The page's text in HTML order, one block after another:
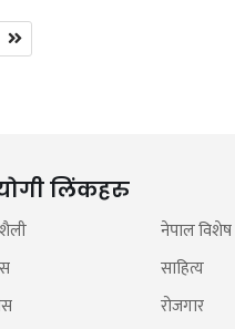
लिंकहरु
नेपाल विशेष
साहित्य
रोजगार